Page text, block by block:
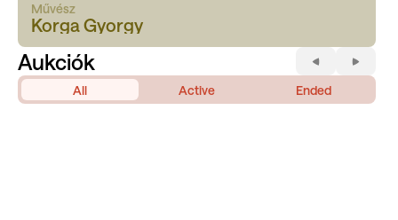
Művész
Korga Gyorgy
Aukciók
All Active Ended